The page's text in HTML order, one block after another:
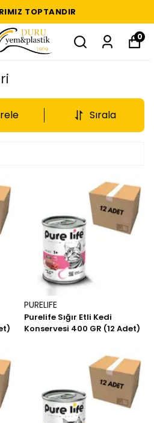
TOPTANDIR
0
Sırala
PURELIFE
Purelife Sığır Etli Kedi
Konservesi 400 GR (12 Adet)